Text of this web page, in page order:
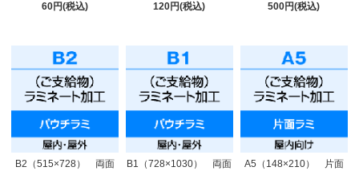
60円(税込)
120円(税込)
500円(税込)
B2（515×728） 両面
B1（728×1030） 両面
A5（148×210） 片面